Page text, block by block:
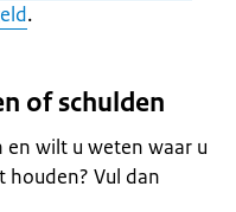
.
of schulden
en wilt u weten waar u
houden? Vul dan